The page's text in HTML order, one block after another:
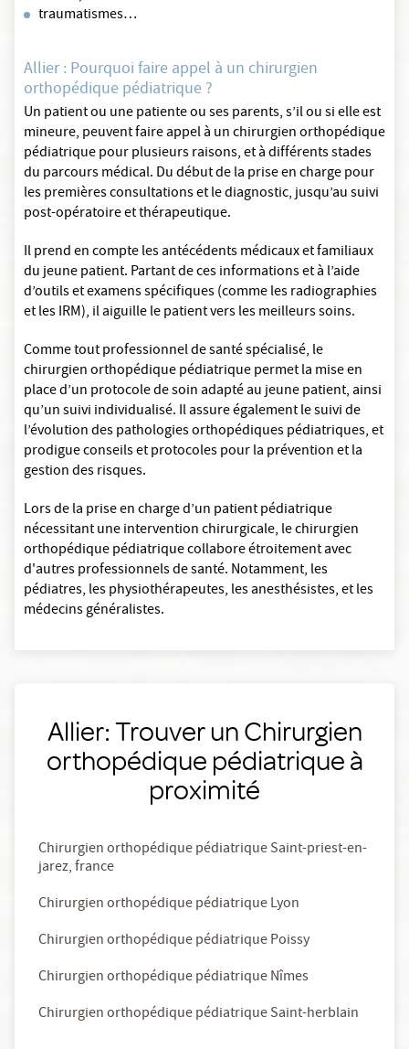
traumatismes…
Allier : Pourquoi faire appel à un chirurgien
orthopédique pédiatrique ?
Un patient ou une patiente ou ses parents, s’il ou si elle est
mineure, peuvent faire appel à un chirurgien orthopédique
pédiatrique pour plusieurs raisons, et à différents stades
du parcours médical. Du début de la prise en charge pour
les premières consultations et le diagnostic, jusqu’au suivi
post-opératoire et thérapeutique.
Il prend en compte les antécédents médicaux et familiaux
du jeune patient. Partant de ces informations et à l’aide
d’outils et examens spécifiques (comme les radiographies
et les IRM), il aiguille le patient vers les meilleurs soins.
Comme tout professionnel de santé spécialisé, le
chirurgien orthopédique pédiatrique permet la mise en
place d’un protocole de soin adapté au jeune patient, ainsi
qu’un suivi individualisé. Il assure également le suivi de
l’évolution des pathologies orthopédiques pédiatriques, et
prodigue conseils et protocoles pour la prévention et la
gestion des risques.
Lors de la prise en charge d’un patient pédiatrique
nécessitant une intervention chirurgicale, le chirurgien
orthopédique pédiatrique collabore étroitement avec
d'autres professionnels de santé. Notamment, les
pédiatres, les physiothérapeutes, les anesthésistes, et les
médecins généralistes.
Allier: Trouver un Chirurgien
orthopédique pédiatrique à
proximité
Chirurgien orthopédique pédiatrique Saint-priest-en-
jarez, france
Chirurgien orthopédique pédiatrique Lyon
Chirurgien orthopédique pédiatrique Poissy
Chirurgien orthopédique pédiatrique Nîmes
Chirurgien orthopédique pédiatrique Saint-herblain